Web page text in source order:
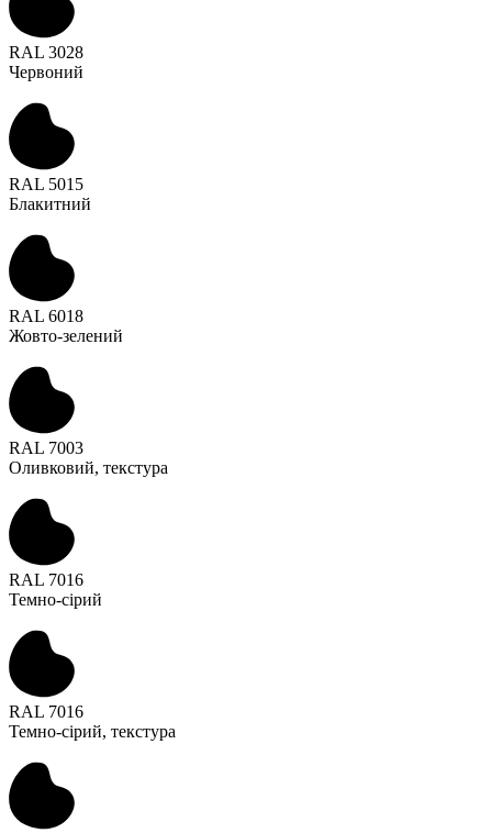
RAL 3028
Червоний
RAL 5015
Блакитний
RAL 6018
Жовто-зелений
RAL 7003
Оливковий, текстура
RAL 7016
Темно-сірий
RAL 7016
Темно-сірий, текстура